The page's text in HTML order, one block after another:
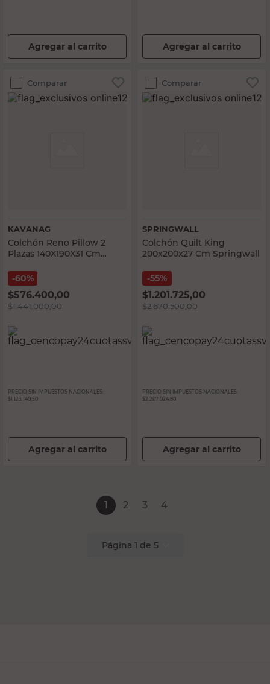
Agregar al carrito Agregar al carrito
Comparar
KAVANAG
Colchón Reno Pillow 2
Plazas 140X190X31 Cm
60%
$576.400,00
$1.441.000,00
PRECIO SIN IMPUESTOS NACIONALES:
$1.123.140,50
Agregar al carrito
Comparar
SPRINGWALL
Colchón Quilt King
200x200x27 Cm Springwall
55%
$1.201.725,00
$2.670.500,00
PRECIO SIN IMPUESTOS NACIONALES:
$2.207.024,80
Agregar al carrito
1 2 3 4
Página 1 de 5